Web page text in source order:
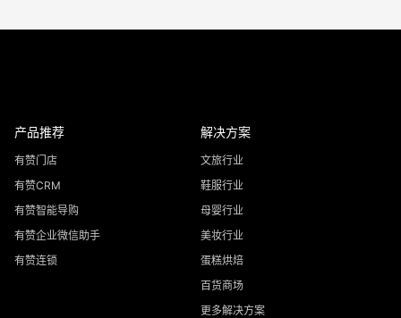
产品推荐
有赞门店
有赞CRM
有赞智能导购
有赞企业微信助手
有赞连锁
解决方案
文旅行业
鞋服行业
母婴行业
美妆行业
蛋糕烘焙
百货商场
更多解决方案